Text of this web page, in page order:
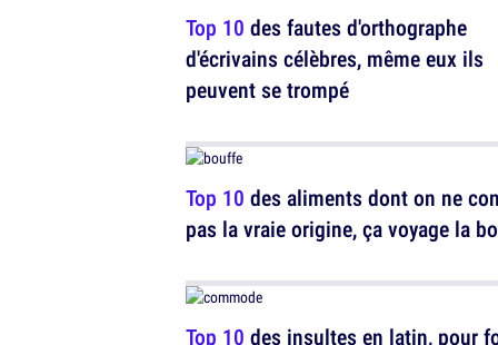
Top 10 des fautes d'orthographe
d'écrivains célèbres, même eux ils
peuvent se trompé
Top 10 des aliments dont on ne
pas la vraie origine, ça voyage la
Top 10 des insultes en latin, pour